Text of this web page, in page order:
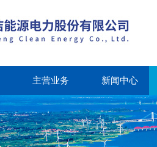
主营业务 新闻中心